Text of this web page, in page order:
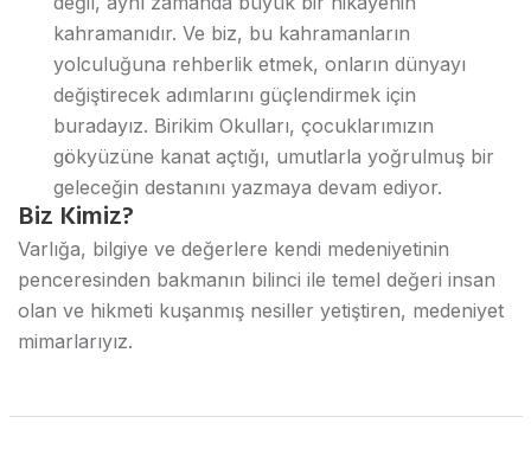
kahramanıdır. Ve biz, bu kahramanların
yolculuğuna rehberlik etmek, onların dünyayı
değiştirecek adımlarını güçlendirmek için
buradayız. Birikim Okulları, çocuklarımızın
gökyüzüne kanat açtığı, umutlarla yoğrulmuş bir
geleceğin destanını yazmaya devam ediyor.
Biz Kimiz?
Varlığa, bilgiye ve değerlere kendi medeniyetinin
penceresinden bakmanın bilinci ile temel değeri insan
olan ve hikmeti kuşanmış nesiller yetiştiren, medeniyet
mimarlarıyız.